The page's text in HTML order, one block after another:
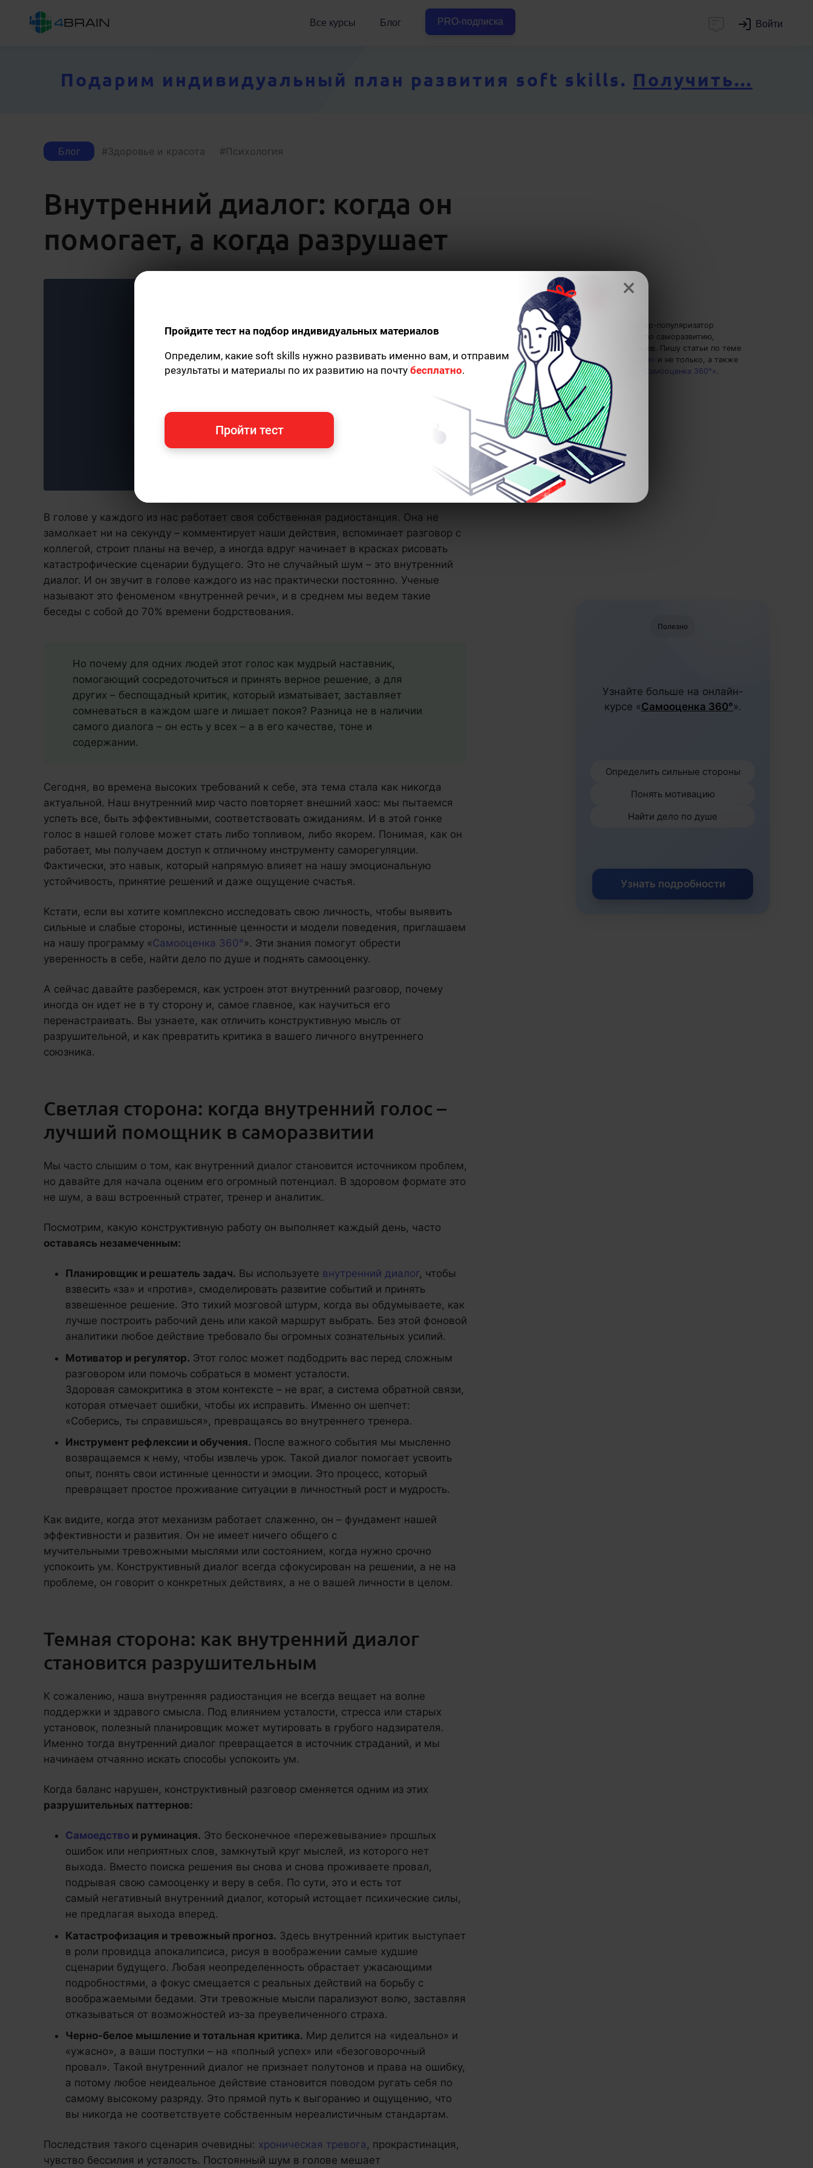
Все курсы Блог PRO-подписка Войти
Подарим индивидуальный план развития soft skills. Получить...
Блог Здоровье и красота Психология
Внутренний диалог: когда он
помогает, а когда разрушает
Елена Ланта
— автор-популяризатор
экспертных знаний по саморазвитию,
преподаватель танцев. Пишу статьи по теме
«Здоровье и красота»
и не только, а также
рекомендую курс
«Самооценка 360°».
В голове у каждого из нас работает своя собственная радиостанция. Она не
замолкает ни на секунду – комментирует наши действия, вспоминает разговор с
коллегой, строит планы на вечер, а иногда вдруг начинает в красках рисовать
катастрофические сценарии будущего. Это не случайный шум – это внутренний
диалог. И он звучит в голове каждого из нас практически постоянно. Ученые
называют это феноменом «внутренней речи», и в среднем мы ведем такие
беседы с собой до 70% времени бодрствования.
Но почему для одних людей этот голос как мудрый наставник,
помогающий сосредоточиться и принять верное решение, а для
других – беспощадный критик, который изматывает, заставляет
сомневаться в каждом шаге и лишает покоя? Разница не в наличии
самого диалога – он есть у всех – а в его качестве, тоне и
содержании.
Сегодня, во времена высоких требований к себе, эта тема стала как никогда
актуальной. Наш внутренний мир часто повторяет внешний хаос: мы пытаемся
успеть все, быть эффективными, соответствовать ожиданиям. И в этой гонке
голос в нашей голове может стать либо топливом, либо якорем. Понимая, как он
работает, мы получаем доступ к отличному инструменту саморегуляции.
Фактически, это навык, который напрямую влияет на нашу эмоциональную
устойчивость, принятие решений и даже ощущение счастья.
Кстати, если вы хотите комплексно исследовать свою личность, чтобы выявить
сильные и слабые стороны, истинные ценности и модели поведения, приглашаем
на нашу программу «Самооценка 360°». Эти знания помогут обрести
уверенность в себе, найти дело по душе и поднять самооценку.
А сейчас давайте разберемся, как устроен этот внутренний разговор, почему
иногда он идет не в ту сторону и, самое главное, как научиться его
перенастраивать. Вы узнаете, как отличить конструктивную мысль от
разрушительной, и как превратить критика в вашего личного внутреннего
союзника.
Светлая сторона: когда внутренний голос –
лучший помощник в саморазвитии
Мы часто слышим о том, как внутренний диалог становится источником проблем,
но давайте для начала оценим его огромный потенциал. В здоровом формате это
не шум, а ваш встроенный стратег, тренер и аналитик.
Посмотрим, какую конструктивную работу он выполняет каждый день, часто
оставаясь незамеченным:
Планировщик и решатель задач. Вы используете внутренний диалог, чтобы
взвесить «за» и «против», смоделировать развитие событий и принять
взвешенное решение. Это тихий мозговой штурм, когда вы обдумываете, как
лучше построить рабочий день или какой маршрут выбрать. Без этой фоновой
аналитики любое действие требовало бы огромных сознательных усилий.
Мотиватор и регулятор. Этот голос может подбодрить вас перед сложным
разговором или помочь собраться в момент усталости.
Здоровая самокритика в этом контексте – не враг, а система обратной связи,
которая отмечает ошибки, чтобы их исправить. Именно он шепчет:
«Соберись, ты справишься», превращаясь во внутреннего тренера.
Инструмент рефлексии и обучения. После важного события мы мысленно
возвращаемся к нему, чтобы извлечь урок. Такой диалог помогает усвоить
опыт, понять свои истинные ценности и эмоции. Это процесс, который
превращает простое проживание ситуации в личностный рост и мудрость.
Как видите, когда этот механизм работает слаженно, он – фундамент нашей
эффективности и развития. Он не имеет ничего общего с
мучительными тревожными мыслями или состоянием, когда нужно срочно
успокоить ум. Конструктивный диалог всегда сфокусирован на решении, а не на
проблеме, он говорит о конкретных действиях, а не о вашей личности в целом.
Темная сторона: как внутренний диалог
становится разрушительным
К сожалению, наша внутренняя радиостанция не всегда вещает на волне
поддержки и здравого смысла. Под влиянием усталости, стресса или старых
установок, полезный планировщик может мутировать в грубого надзирателя.
Именно тогда внутренний диалог превращается в источник страданий, и мы
начинаем отчаянно искать способы успокоить ум.
Когда баланс нарушен, конструктивный разговор сменяется одним из этих
разрушительных паттернов:
Самоедство и руминация. Это бесконечное «пережевывание» прошлых
ошибок или неприятных слов, замкнутый круг мыслей, из которого нет
выхода. Вместо поиска решения вы снова и снова проживаете провал,
подрывая свою самооценку и веру в себя. По сути, это и есть тот
самый негативный внутренний диалог, который истощает психические силы,
не предлагая выхода вперед.
Катастрофизация и тревожный прогноз. Здесь внутренний критик выступает
в роли провидца апокалипсиса, рисуя в воображении самые худшие
сценарии будущего. Любая неопределенность обрастает ужасающими
подробностями, а фокус смещается с реальных действий на борьбу с
воображаемыми бедами. Эти тревожные мысли парализуют волю, заставляя
отказываться от возможностей из-за преувеличенного страха.
Черно-белое мышление и тотальная критика. Мир делится на «идеально» и
«ужасно», а ваши поступки – на «полный успех» или «безоговорочный
провал». Такой внутренний диалог не признает полутонов и права на ошибку,
а потому любое неидеальное действие становится поводом ругать себя по
самому высокому разряду. Это прямой путь к выгоранию и ощущению, что
вы никогда не соответствуете собственным нереалистичным стандартам.
Последствия такого сценария очевидны: хроническая тревога , прокрастинация,
чувство бессилия и усталость. Постоянный шум в голове мешает
Полезно
Узнайте больше на онлайн-
курсе «Самооценка 360°».
Определить сильные стороны
Понять мотивацию
Найти дело по душе
Узнать подробности
×
Пройдите тест на подбор индивидуальных материалов
Определим, какие soft skills нужно развивать именно вам, и отправим
результаты и материалы по их развитию на почту бесплатно.
Пройти тест